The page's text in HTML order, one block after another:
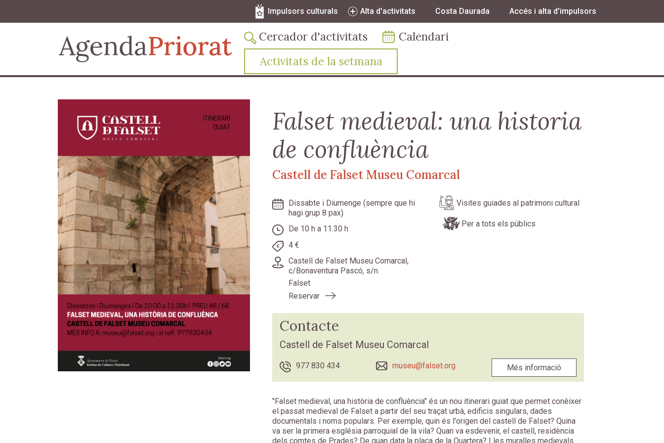
Vés al contingut
Navegació secundària
Impulsors culturals Alta d'activitats Costa Daurada Accés i alta d'impulsors
Navegació principal
Cercador d'activitats
Calendari
Activitats de la setmana
Falset medieval: una historia
de confluència
Castell de Falset Museu Comarcal
Dissabte i Diumenge (sempre que hi
hagi grup 8 pax)
De 10 h a 11.30 h
4 €
Castell de Falset Museu Comarcal,
c/Bonaventura Pascó, s/n.
Falset
Reservar
Visites guiades al patrimoni cultural
Per a tots els públics
Contacte
Castell de Falset Museu Comarcal
977 830 434 museu@falset.org Més informació
"Falset medieval, una història de confluència" és un nou itinerari guiat que permet conèixer
el passat medieval de Falset a partir del seu traçat urbà, edificis singulars, dades
documentals i noms populars. Per exemple, quin és l'origen del castell de Falset? Quina
va ser la primera església parroquial de la vila? Quan va esdevenir, el castell, residència
dels comtes de Prades? De quan data la plaça de la Quartera? I les muralles medievals